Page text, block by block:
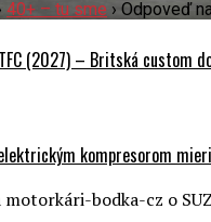
(2027) – Britská custom
kompresorom
40+ – tu sme › Odpoveď
motorkári-bodka-cz o